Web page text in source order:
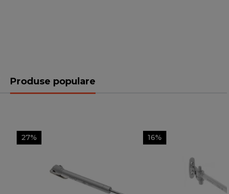
Produse populare
27% 16%